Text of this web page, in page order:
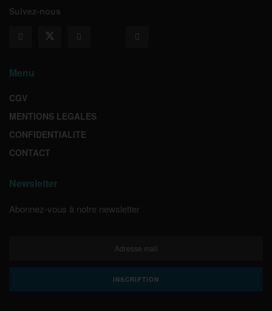
Suivez-nous
Menu
CGV
MENTIONS LEGALES
CONFIDENTIALITE
CONTACT
Newsletter
Abonnez-vous à notre newsletter